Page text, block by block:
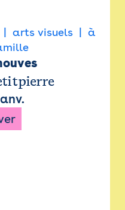
arts visuels
à